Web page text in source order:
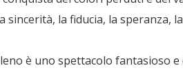
sincerità, la fiducia, la speranza,
è uno spettacolo fantasioso